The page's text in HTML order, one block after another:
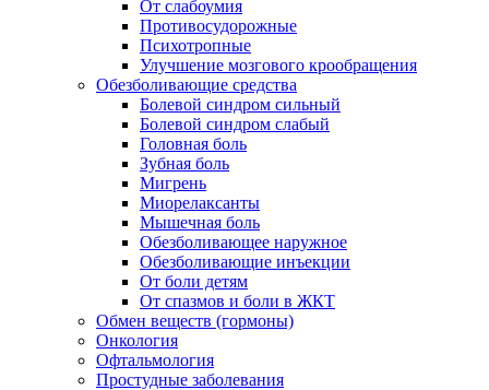
От слабоумия
Противосудорожные
Психотропные
Улучшение мозгового крообращения
Обезболивающие средства
Болевой синдром сильный
Болевой синдром слабый
Головная боль
Зубная боль
Мигрень
Миорелаксанты
Мышечная боль
Обезболивающее наружное
Обезболивающие инъекции
От боли детям
От спазмов и боли в ЖКТ
Обмен веществ (гормоны)
Онкология
Офтальмология
Простудные заболевания